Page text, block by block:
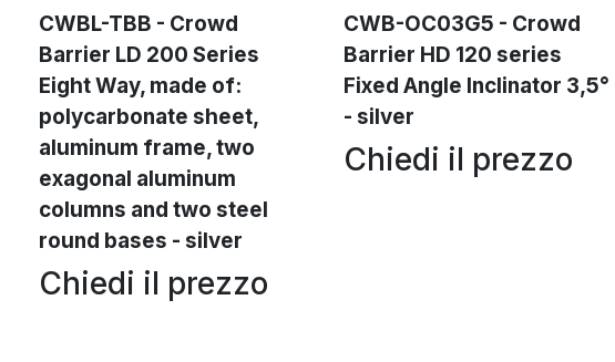
CWBL-TBB - Crowd
Barrier LD 200 Series
Eight Way, made of:
polycarbonate sheet,
aluminum frame, two
exagonal aluminum
columns and two steel
round bases - silver
Chiedi il prezzo
CWB-OC03G5 - Crowd
Barrier HD 120 series
Fixed Angle Inclinator 3,5°
- silver
Chiedi il prezzo